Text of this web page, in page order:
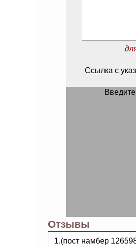
Ссылка с
Введите
Отзывы
1.(пост намбер